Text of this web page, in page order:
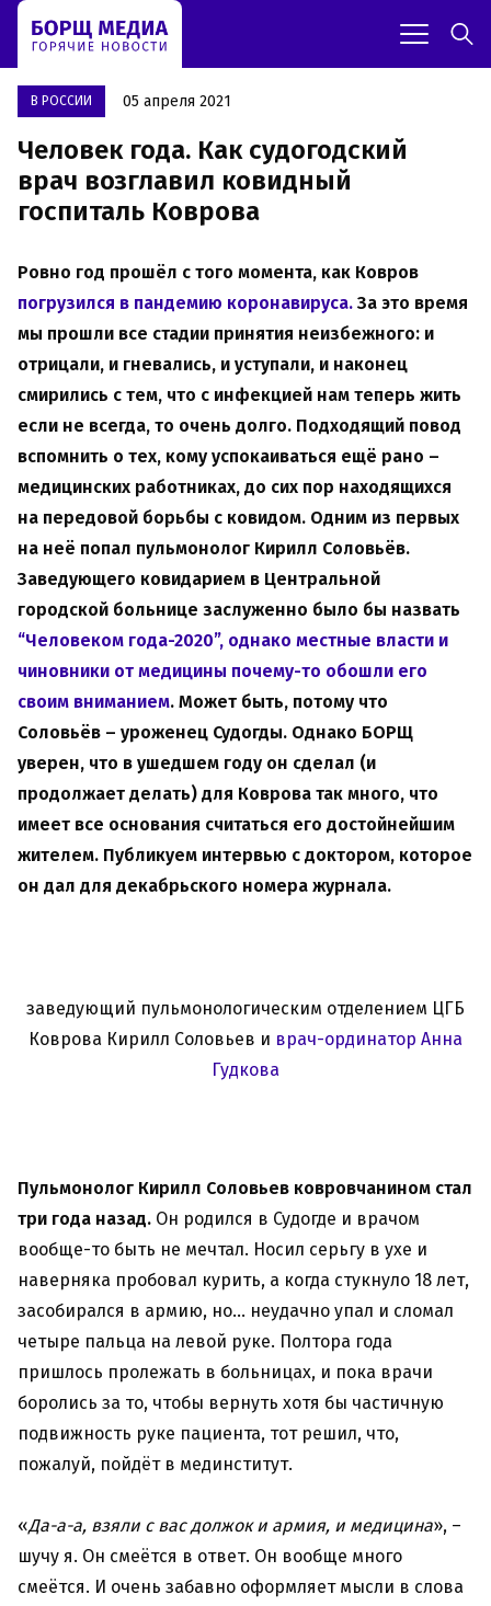
В РОССИИ 05 апреля 2021
Человек года. Как судогодский
врач возглавил ковидный
госпиталь Коврова
Ровно год прошёл с того момента, как Ковров
погрузился в пандемию коронавируса. За это время
мы прошли все стадии принятия неизбежного: и
отрицали, и гневались, и уступали, и наконец
смирились с тем, что с инфекцией нам теперь жить
если не всегда, то очень долго. Подходящий повод
вспомнить о тех, кому успокаиваться ещё рано –
медицинских работниках, до сих пор находящихся
на передовой борьбы с ковидом. Одним из первых
на неё попал пульмонолог Кирилл Соловьёв.
Заведующего ковидарием в Центральной
городской больнице заслуженно было бы назвать
“Человеком года-2020”, однако местные власти и
чиновники от медицины почему-то обошли его
своим вниманием. Может быть, потому что
Соловьёв – уроженец Судогды. Однако БОРЩ
уверен, что в ушедшем году он сделал (и
продолжает делать) для Коврова так много, что
имеет все основания считаться его достойнейшим
жителем. Публикуем интервью с доктором, которое
он дал для декабрьского номера журнала.
заведующий пульмонологическим отделением ЦГБ
Коврова Кирилл Соловьев и врач-ординатор Анна
Гудкова
Пульмонолог Кирилл Соловьев ковровчанином стал
три года назад. Он родился в Судогде и врачом
вообще-то быть не мечтал. Носил серьгу в ухе и
наверняка пробовал курить, а когда стукнуло 18 лет,
засобирался в армию, но… неудачно упал и сломал
четыре пальца на левой руке. Полтора года
пришлось пролежать в больницах, и пока врачи
боролись за то, чтобы вернуть хотя бы частичную
подвижность руке пациента, тот решил, что,
пожалуй, пойдёт в мединститут.
«Да-а-а, взяли с вас должок и армия, и медицина», –
шучу я. Он смеётся в ответ. Он вообще много
смеётся. И очень забавно оформляет мысли в слова